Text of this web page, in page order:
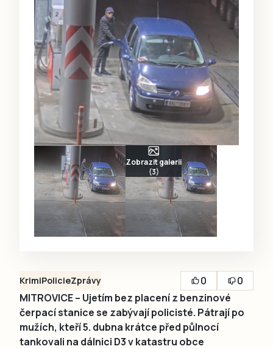
Zobrazit galerii
(3)
KrimiPolicieZprávy 0
0
MITROVICE – Ujetím bez placení z benzinové
čerpací stanice se zabývají policisté. Pátrají po
mužích, kteří 5. dubna krátce před půlnocí
tankovali na dálnici D3 v katastru obce